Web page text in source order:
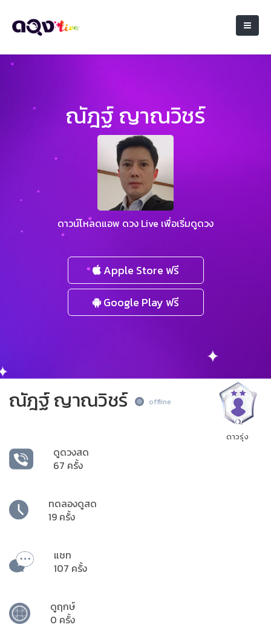
ณัฎฐ์ ญาณวิชร์
ดาวน์โหลดแอพ ดวง Live เพื่อเริ่มดูดวง
Apple Store ฟรี
Google Play ฟรี
ณัฎฐ์ ญาณวิชร์ offline
ดูดวงสด
67 ครั้ง
ทดลองดูสด
19 ครั้ง
แชท
107 ครั้ง
ดูฤกษ์
0 ครั้ง
ดาวรุ่ง